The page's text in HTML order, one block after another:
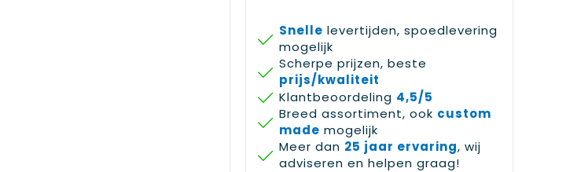
Snelle levertijden, spoedlevering
mogelijk
Scherpe prijzen, beste
prijs/kwaliteit
Klantbeoordeling 4,5/5
Breed assortiment, ook custom
made mogelijk
Meer dan 25 jaar ervaring, wij
adviseren en helpen graag!